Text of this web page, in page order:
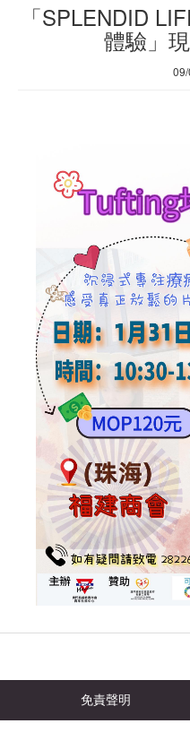
「SPLENDID
體驗」
免責聲明